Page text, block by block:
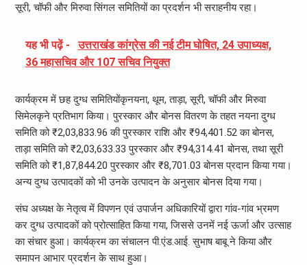
सूरी, चॉफी और मिरुवा सिंगल समितियों का प्रदर्शन भी सराहनीय रहा।
यह भी पढ़ें -
उत्तराखंड कांग्रेस की नई टीम घोषित, 24 उपाध्यक्ष,
36 महासचिव और 107 सचिव नियुक्त
कार्यक्रम में छह दुग्ध समितियोंकृनयना, थूम, ताड़ा, सूरी, चॉफी और मिरुवा
सिमेलकृने प्रतिभाग किया। पुरस्कार और बोनस वितरण के तहत नयना दुग्ध
समिति को ₹2,03,833.96 की पुरस्कार राशि और ₹94,401.52 का बोनस,
ताड़ा समिति को ₹2,03,633.33 पुरस्कार और ₹94,314.41 बोनस, तथा सूरी
समिति को ₹1,87,844.20 पुरस्कार और ₹8,701.03 बोनस प्रदान किया गया।
अन्य दुग्ध उत्पादकों को भी उनके उत्पादन के अनुसार बोनस दिया गया।
संघ अध्यक्ष के नेतृत्व में विपणन एवं उपार्जन अधिकारियों द्वारा गांव-गांव भ्रमण
कर दुग्ध उत्पादकों को प्रोत्साहित किया गया, जिससे उनमें नई ऊर्जा और उत्साह
का संचार हुआ। कार्यक्रम का संचालन पी.एंड.आई. सुभाष बाबू ने किया और
समापन आभार प्रदर्शन के साथ हुआ।